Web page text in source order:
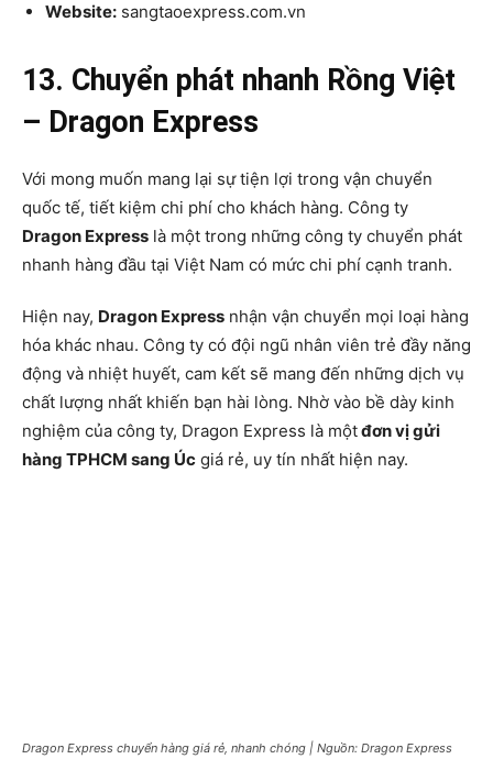
Website: sangtaoexpress.com.vn
13. Chuyển phát nhanh Rồng Việt
– Dragon Express
Với mong muốn mang lại sự tiện lợi trong vận chuyển
quốc tế, tiết kiệm chi phí cho khách hàng. Công ty
Dragon Express là một trong những công ty chuyển phát
nhanh hàng đầu tại Việt Nam có mức chi phí cạnh tranh.
Hiện nay, Dragon Express nhận vận chuyển mọi loại hàng
hóa khác nhau. Công ty có đội ngũ nhân viên trẻ đầy năng
động và nhiệt huyết, cam kết sẽ mang đến những dịch vụ
chất lượng nhất khiến bạn hài lòng. Nhờ vào bề dày kinh
nghiệm của công ty, Dragon Express là mộtđơn vị gửi
hàng TPHCM sang Úc giá rẻ, uy tín nhất hiện nay.
Dragon Express chuyển hàng giá rẻ, nhanh chóng | Nguồn: Dragon Express